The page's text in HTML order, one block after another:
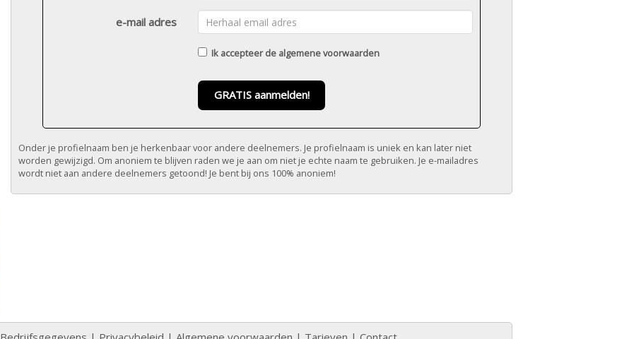
e-mail adres
Ik accepteer de algemene voorwaarden
GRATIS aanmelden!
Onder je profielnaam ben je herkenbaar voor andere deelnemers. Je profielnaam is uniek en kan later niet
worden gewijzigd. Om anoniem te blijven raden we je aan om niet je echte naam te gebruiken. Je e-mailadres
wordt niet aan andere deelnemers getoond! Je bent bij ons 100% anoniem!